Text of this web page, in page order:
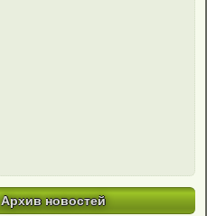
Архив новостей